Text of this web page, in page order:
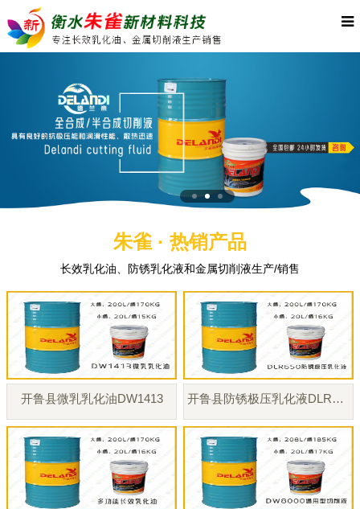
朱雀 · 热销产品
长效乳化油、防锈乳化液和金属切削液生产/销售
开鲁县微乳乳化油DW1413 开鲁县防锈极压乳化液DLR650